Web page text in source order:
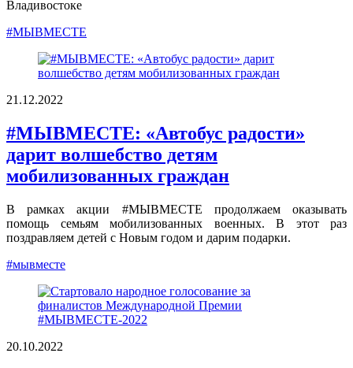
Владивостоке
#МЫВМЕСТЕ
21.12.2022
#МЫВМЕСТЕ: «Автобус радости»
дарит волшебство детям
мобилизованных граждан
В рамках акции #МЫВМЕСТЕ продолжаем оказывать
помощь семьям мобилизованных военных. В этот раз
поздравляем детей с Новым годом и дарим подарки.
#мывместе
20.10.2022